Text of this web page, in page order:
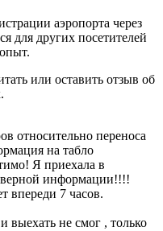
аэропорта через
для других посетителей
или оставить отзыв об
относительно переноса
на табло
Я приехала в
информации!!!!
впереди 7 часов.
выехать не смог , только